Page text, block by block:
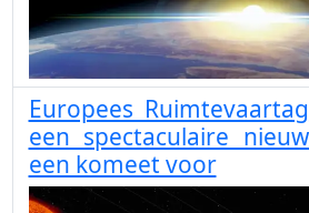
Europees
een spectaculaire
een komeet voor